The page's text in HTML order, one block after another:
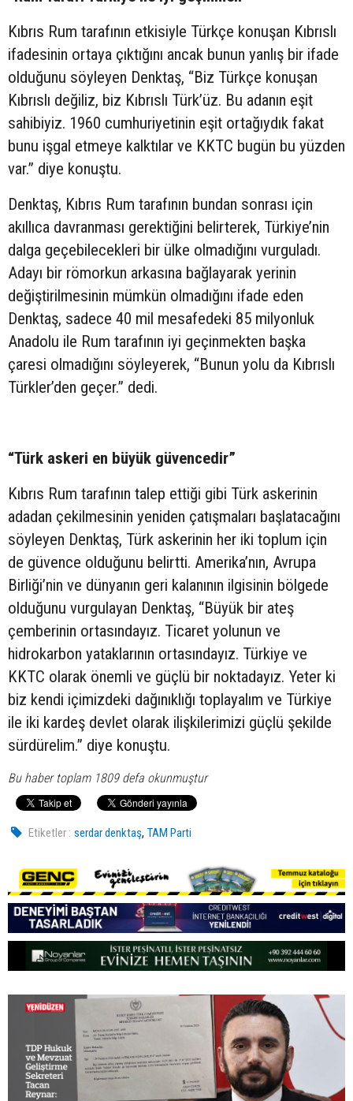
Kıbrıs Rum tarafının etkisiyle Türkçe konuşan Kıbrıslı
ifadesinin ortaya çıktığını ancak bunun yanlış bir ifade
olduğunu söyleyen Denktaş, “Biz Türkçe konuşan
Kıbrıslı değiliz, biz Kıbrıslı Türk’üz. Bu adanın eşit
sahibiyiz. 1960 cumhuriyetinin eşit ortağıydık fakat
bunu işgal etmeye kalktılar ve KKTC bugün bu yüzden
var.” diye konuştu.
Denktaş, Kıbrıs Rum tarafının bundan sonrası için
akıllıca davranması gerektiğini belirterek, Türkiye’nin
dalga geçebilecekleri bir ülke olmadığını vurguladı.
Adayı bir römorkun arkasına bağlayarak yerinin
değiştirilmesinin mümkün olmadığını ifade eden
Denktaş, sadece 40 mil mesafedeki 85 milyonluk
Anadolu ile Rum tarafının iyi geçinmekten başka
çaresi olmadığını söyleyerek, “Bunun yolu da Kıbrıslı
Türkler’den geçer.” dedi.
“Türk askeri en büyük güvencedir”
Kıbrıs Rum tarafının talep ettiği gibi Türk askerinin
adadan çekilmesinin yeniden çatışmaları başlatacağını
söyleyen Denktaş, Türk askerinin her iki toplum için
de güvence olduğunu belirtti. Amerika’nın, Avrupa
Birliği’nin ve dünyanın geri kalanının ilgisinin bölgede
olduğunu vurgulayan Denktaş, “Büyük bir ateş
çemberinin ortasındayız. Ticaret yolunun ve
hidrokarbon yataklarının ortasındayız. Türkiye ve
KKTC olarak önemli ve güçlü bir noktadayız. Yeter ki
biz kendi içimizdeki dağınıklığı toplayalım ve Türkiye
ile iki kardeş devlet olarak ilişkilerimizi güçlü şekilde
sürdürelim.” diye konuştu.
Bu haber toplam 1809 defa okunmuştur
Etiketler : serdar denktaş,TAM Parti